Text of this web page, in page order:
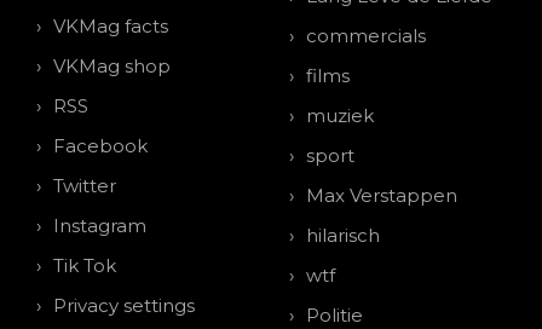
VKMag facts
VKMag shop
RSS
Facebook
Twitter
Instagram
Tik Tok
Privacy settings
commercials
films
muziek
sport
Max Verstappen
hilarisch
wtf
Politie